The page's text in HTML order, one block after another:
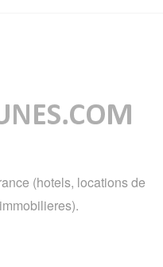
(hotels, locations de